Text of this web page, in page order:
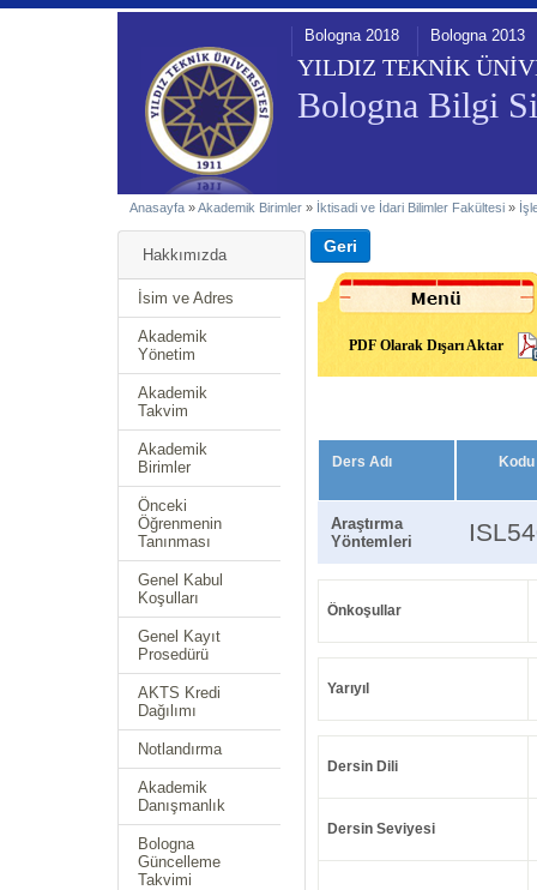
YILDIZ TEKNİK
Bologna Bilgi
Bologna 2018 Bologna 2013
Anasayfa »Akademik Birimler » İktisadi ve İdari Bilimler Fakültesi »
Hakkımızda
İsim ve Adres
Akademik
Yönetim
Akademik
Takvim
Akademik
Birimler
Önceki
Öğrenmenin
Tanınması
Genel Kabul
Koşulları
Genel Kayıt
Prosedürü
AKTS Kredi
Dağılımı
Notlandırma
Akademik
Danışmanlık
Bologna
Güncelleme
Takvimi
PDF Olarak Dışarı Aktar
Ders Adı Kodu
Araştırma
Yöntemleri
Önkoşullar
Yarıyıl
Dersin Dili
Dersin Seviyesi